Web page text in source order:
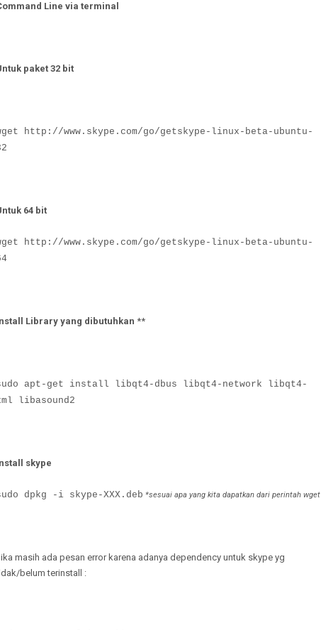
Line via terminal
paket 32 bit
http://www.skype.com/go/getskype-linux-beta-ubuntu-
64 bit
http://www.skype.com/go/getskype-linux-beta-ubuntu-
Library yang dibutuhkan **
apt-get install libqt4-dbus libqt4-network libqt4-
libasound2
skype
dpkg -i skype-XXX.deb *sesuai apa yang kita dapatkan dari perintah wget
masih ada pesan error karena adanya dependency untuk skype yg
belum terinstall :